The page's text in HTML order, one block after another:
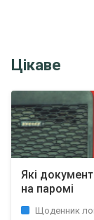
Цікаве
Які
на паромі
Щоденник